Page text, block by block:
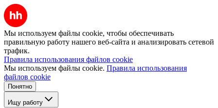
Мы используем файлы cookie, чтобы обеспечивать
правильную работу нашего веб-сайта и анализировать сетевой
трафик.
Правила использования файлов cookie
Мы используем файлы cookie. Правила использования
файлов cookie
Понятно
Ищу работу